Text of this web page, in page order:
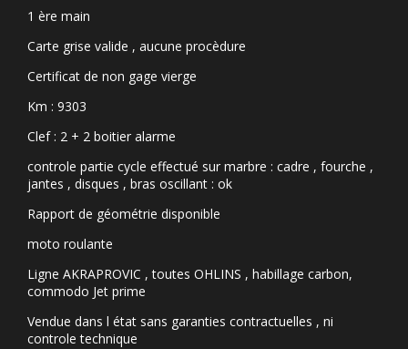
1 ère main
Carte grise valide , aucune procèdure
Certificat de non gage vierge
Km : 9303
Clef : 2 + 2 boitier alarme
controle partie cycle effectué sur marbre : cadre , fourche ,
jantes , disques , bras oscillant : ok
Rapport de géométrie disponible
moto roulante
Ligne AKRAPROVIC , toutes OHLINS , habillage carbon,
commodo Jet prime
Vendue dans l état sans garanties contractuelles , ni
controle technique